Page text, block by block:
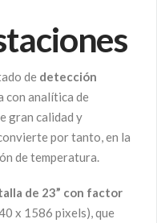
de detección
con analítica de
gran calidad y
por tanto, en la
de temperatura.
de 23” con factor
x 1586 pixels), que